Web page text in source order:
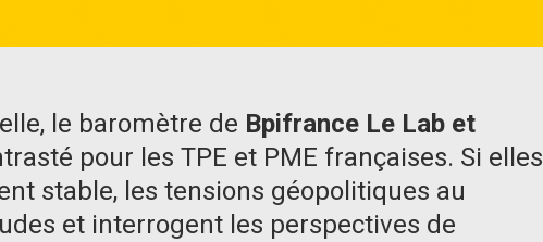
le baromètre de Bpifrance Le Lab et
pour les TPE et PME françaises. Si elles
stable, les tensions géopolitiques au
et interrogent les perspectives de